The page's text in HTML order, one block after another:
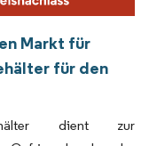
Markt für
für den
dient zur